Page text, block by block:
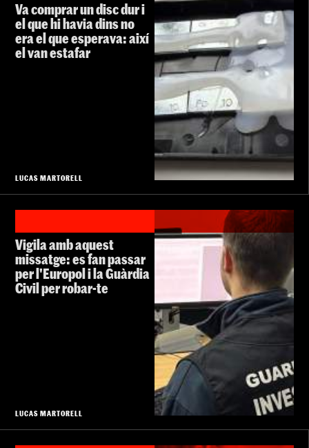
Va comprar un disc dur i
el que hi havia dins no
era el que esperava: així
el van estafar
LUCAS MARTORELL
Vigila amb aquest
missatge: es fan passar
per l'Europol i la Guàrdia
Civil per robar-te
LUCAS MARTORELL